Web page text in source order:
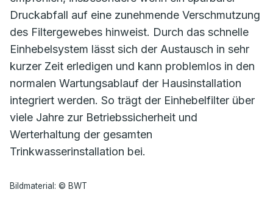
Druckabfall auf eine zunehmende Verschmutzung
des Filtergewebes hinweist. Durch das schnelle
Einhebelsystem lässt sich der Austausch in sehr
kurzer Zeit erledigen und kann problemlos in den
normalen Wartungsablauf der Hausinstallation
integriert werden. So trägt der Einhebelfilter über
viele Jahre zur Betriebssicherheit und
Werterhaltung der gesamten
Trinkwasserinstallation bei.
Bildmaterial: © BWT